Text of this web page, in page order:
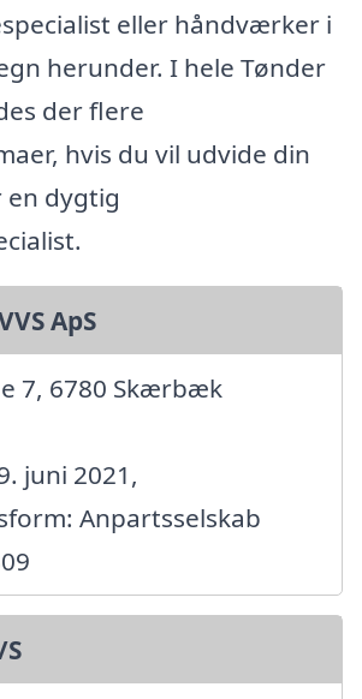
eller håndværker i
herunder. I hele Tønder
der flere
hvis du vil udvide din
dygtig
ApS
7, 6780 Skærbæk
juni 2021,
Anpartsselskab